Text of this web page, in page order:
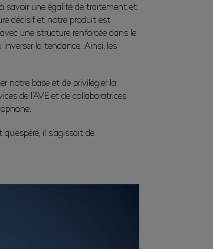
savoir une égalité de traitement et
décisif et notre produit est
une structure renforcée dans le
la tendance. Ainsi, les
notre base et de privilégier la
de l’AVE et de collaboratrices
il s’agissait de